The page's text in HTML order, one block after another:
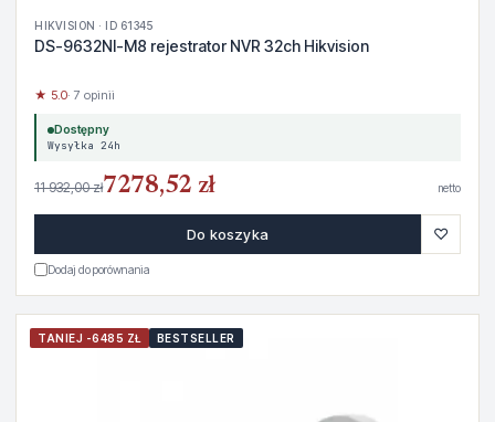
HIKVISION · ID 61345
DS-9632NI-M8 rejestrator NVR 32ch Hikvision
★ 5.0· 7 opinii
Dostępny
Wysyłka 24h
11 932,00 zł7278,52 zł netto
Do koszyka ♡
Dodaj do porównania
TANIEJ -6485 ZŁ BESTSELLER